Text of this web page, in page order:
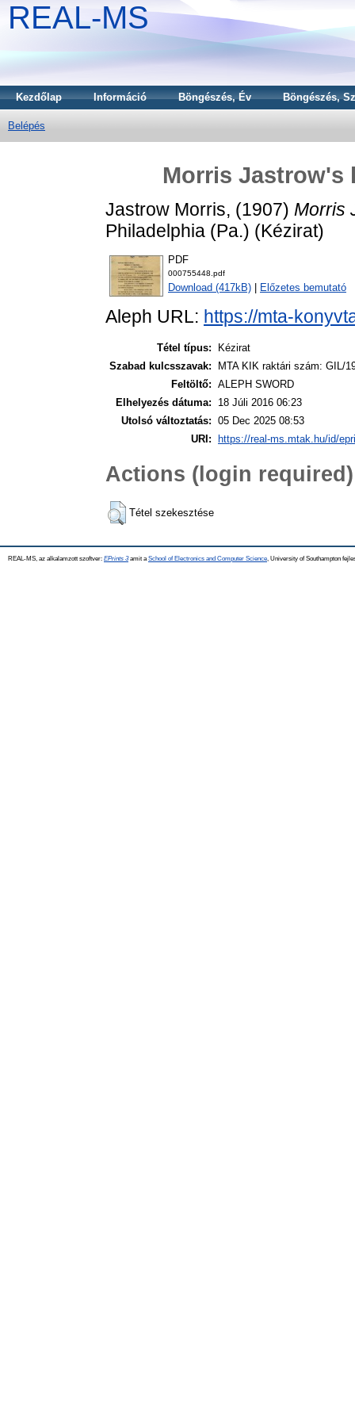
REAL-MS
Kezdőlap Információ Böngészés, Év Böngészés,
Belépés
Morris Jastrow's
Jastrow Morris, (1907) Morris
Philadelphia (Pa.) (Kézirat)
PDF
000755448.pdf
Download (417kB) Előzetes bemutató
Aleph URL: https://mta-
Tétel típus:
Kézirat
Szabad kulcsszavak:
MTA KIK raktári szám: GIL/
Feltöltő: ALEPH SWORD
Elhelyezés dátuma:
18 Júli 2016 06:23
Utolsó változtatás: 05 Dec 2025 08:53
URI:
https://real-ms.mtak.hu/id/
Actions (login required)
Tétel szekesztése
REAL-MS, az alkalamzott szoftver: EPrints 3amit a School of Electronics and Computer Science , University of Southampton